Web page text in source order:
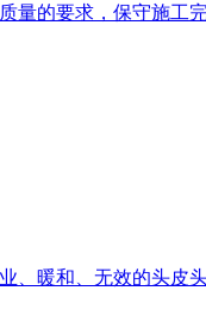
量的要求，保守施工
、暖和、无效的头皮